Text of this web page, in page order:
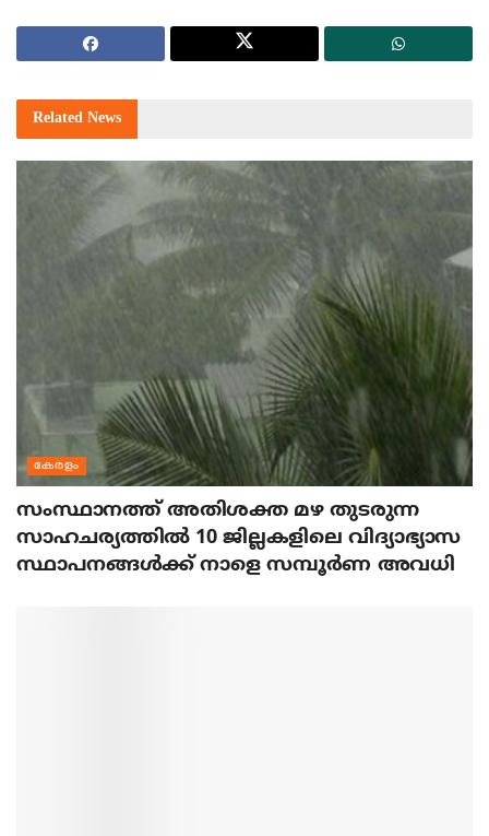
Related News
കേരളം
സംസ്ഥാനത്ത് അതിശക്ത മഴ തുടരുന്ന
സാഹചര്യത്തിൽ 10 ജില്ലകളിലെ വിദ്യാഭ്യാസ
സ്ഥാപനങ്ങൾക്ക് നാളെ സമ്പൂർണ അവധി